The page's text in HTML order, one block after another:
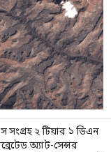
সংগ্রহ ২ টিয়ার ১ ডিএন
অ্যাট-সেন্সর